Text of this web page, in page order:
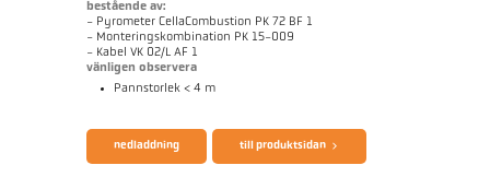
bestående av:
- Pyrometer CellaCombustion PK 72 BF 1
- Monteringskombination PK 15-009
- Kabel VK 02/L AF 1
vänligen observera
Pannstorlek < 4 m
nedladdning till produktsidan